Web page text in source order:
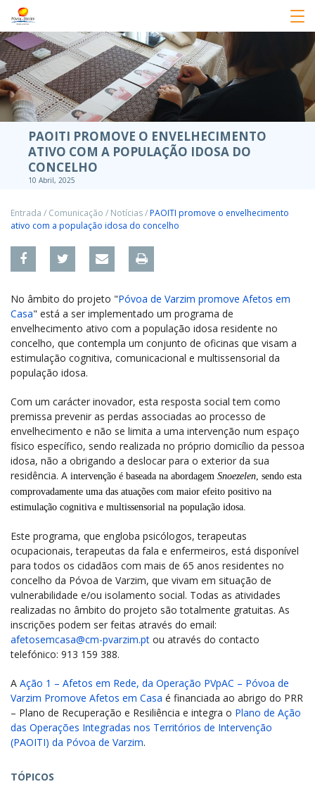
PAOITI PROMOVE O ENVELHECIMENTO
ATIVO COM A POPULAÇÃO IDOSA DO
CONCELHO
10 Abril, 2025
Entrada / Comunicação / Notícias/PAOITI promove o envelhecimento
ativo com a população idosa do concelho
No âmbito do projeto "Póvoa de Varzim promove Afetos em
Casa" está a ser implementado um programa de
envelhecimento ativo com a população idosa residente no
concelho, que contempla um conjunto de oficinas que visam a
estimulação cognitiva, comunicacional e multissensorial da
população idosa.
Com um carácter inovador, esta resposta social tem como
premissa prevenir as perdas associadas ao processo de
envelhecimento e não se limita a uma intervenção num espaço
físico específico, sendo realizada no próprio domicílio da pessoa
idosa, não a obrigando a deslocar para o exterior da sua
residência. A intervenção é baseada na abordagem Snoezelen , sendo esta
comprovadamente uma das atuações com maior efeito positivo na
estimulação cognitiva e multissensorial na população idosa.
Este programa, que engloba psicólogos, terapeutas
ocupacionais, terapeutas da fala e enfermeiros, está disponível
para todos os cidadãos com mais de 65 anos residentes no
concelho da Póvoa de Varzim, que vivam em situação de
vulnerabilidade e/ou isolamento social. Todas as atividades
realizadas no âmbito do projeto são totalmente gratuitas. As
inscrições podem ser feitas através do email:
afetosemcasa@cm-pvarzim.pt ou através do contacto
telefónico: 913 159 388.
A Ação 1 – Afetos em Rede, da Operação PVpAC – Póvoa de
Varzim Promove Afetos em Casa é financiada ao abrigo do PRR
– Plano de Recuperação e Resiliência e integra o Plano de Ação
das Operações Integradas nos Territórios de Intervenção
(PAOITI) da Póvoa de Varzim.
TÓPICOS